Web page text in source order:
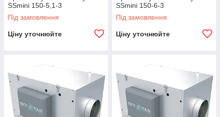
SSmini 150-5,1-3
Під замовлення
Ціну уточнюйте
SSmini 150-6-3
Під замовлення
Ціну уточнюйте